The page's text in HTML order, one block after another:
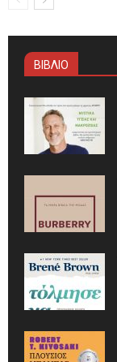
ΒΙΒΛΙΟ